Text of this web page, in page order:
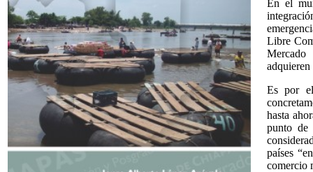
En el
Libre
Mercado
Es por
hasta
punto de
países
comercio